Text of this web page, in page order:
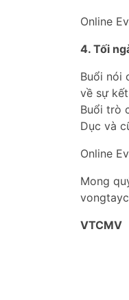
Online
4. Tối
Buổi nói
về sự
Buổi trò
Dục và
Online
Mong
VTCMV